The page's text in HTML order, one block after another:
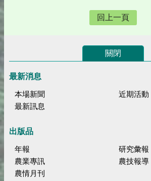
回上一頁
關閉
最新消息
本場新聞
近期活動
最新訊息
出版品
年報
研究彙報
農業專訊
農技報導
農情月刊